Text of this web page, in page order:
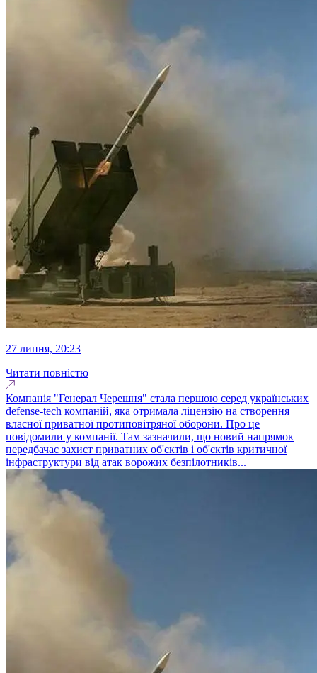
27 липня, 20:23
Читати повністю
Компанія "Генерал Черешня" стала першою серед українських
defense-tech компаній, яка отримала ліцензію на створення
власної приватної протиповітряної оборони. Про це
повідомили у компанії. Там зазначили, що новий напрямок
передбачає захист приватних об'єктів і об'єктів критичної
інфраструктури від атак ворожих безпілотників...